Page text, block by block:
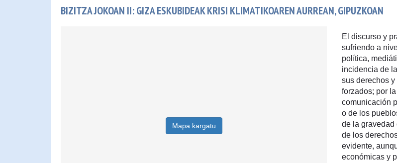
BIZITZA JOKOAN II: GIZA ESKUBIDEAK KRISI KLIMATIKOAREN AURREAN, GIPUZKOAN
Mapa kargatu
El discurso y
sufriendo a
política,
incidencia de
sus derechos
forzados; por
comunicación
o de los
de la
de los
evidente,
económicas y